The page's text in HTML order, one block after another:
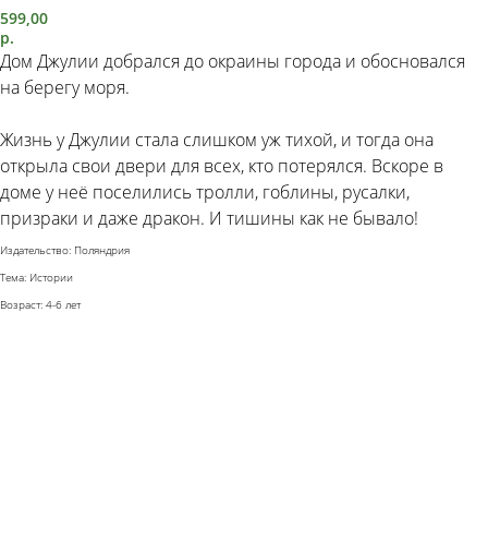
599,00
р.
Дом Джулии добрался до окраины города и обосновался
на берегу моря.
Жизнь у Джулии стала слишком уж тихой, и тогда она
открыла свои двери для всех, кто потерялся. Вскоре в
доме у неё поселились тролли, гоблины, русалки,
призраки и даже дракон. И тишины как не бывало!
Издательство: Поляндрия
Тема: Истории
Возраст: 4-6 лет